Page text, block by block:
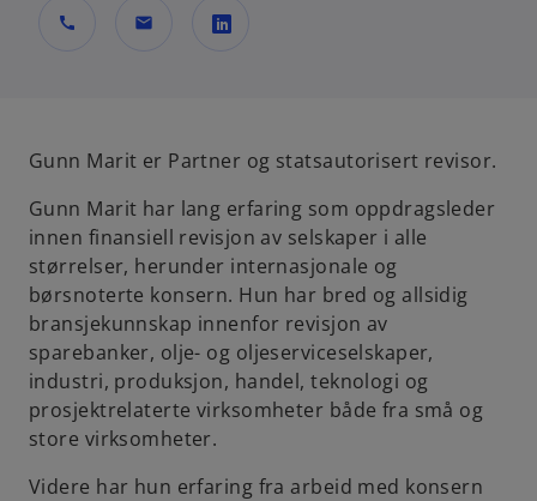
call mail
n
i
n
a
n
e
w
t
a
b
Gunn Marit er Partner og statsautorisert revisor.
Gunn Marit har lang erfaring som oppdragsleder
innen finansiell revisjon av selskaper i alle
størrelser, herunder internasjonale og
børsnoterte konsern. Hun har bred og allsidig
bransjekunnskap innenfor revisjon av
sparebanker, olje- og oljeserviceselskaper,
industri, produksjon, handel, teknologi og
prosjektrelaterte virksomheter både fra små og
store virksomheter.
Videre har hun erfaring fra arbeid med konsern